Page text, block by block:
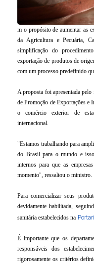
m o propósito de aumentar as
da Agricultura e Pecuária,
simplificação do
exportação de produtos de
com um processo predefinido
A proposta foi apresentada
de Promoção de Exportações e
o comércio exterior de
internacional.
"Estamos trabalhando para
do Brasil para o mundo e
internos para que as
momento", ressaltou o ministro.
Para comercializar seus
devidamente habilitada,
sanitária estabelecidos na
É importante que os
responsáveis dos
rigorosamente os critérios